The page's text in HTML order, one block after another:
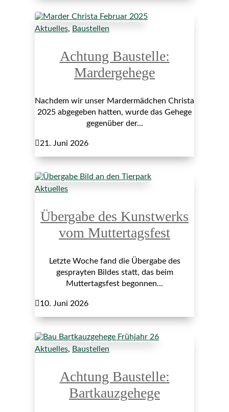
Aktuelles, Baustellen
Achtung Baustelle:
Mardergehege
Nachdem wir unser Mardermädchen Christa
2025 abgegeben hatten, wurde das Gehege
gegenüber der...
21. Juni 2026
Aktuelles
Übergabe des Kunstwerks
vom Muttertagsfest
Letzte Woche fand die Übergabe des
gesprayten Bildes statt, das beim
Muttertagsfest begonnen...
10. Juni 2026
Aktuelles, Baustellen
Achtung Baustelle:
Bartkauzgehege